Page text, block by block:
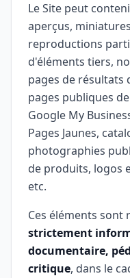
Le Site peut
aperçus,
reproductions
d'éléments tiers,
pages de résultats
pages publiques
Google My
Pages Jaunes,
photographies
de produits, logos
etc.
Ces éléments
strictement
documentaire,
critique, dans le